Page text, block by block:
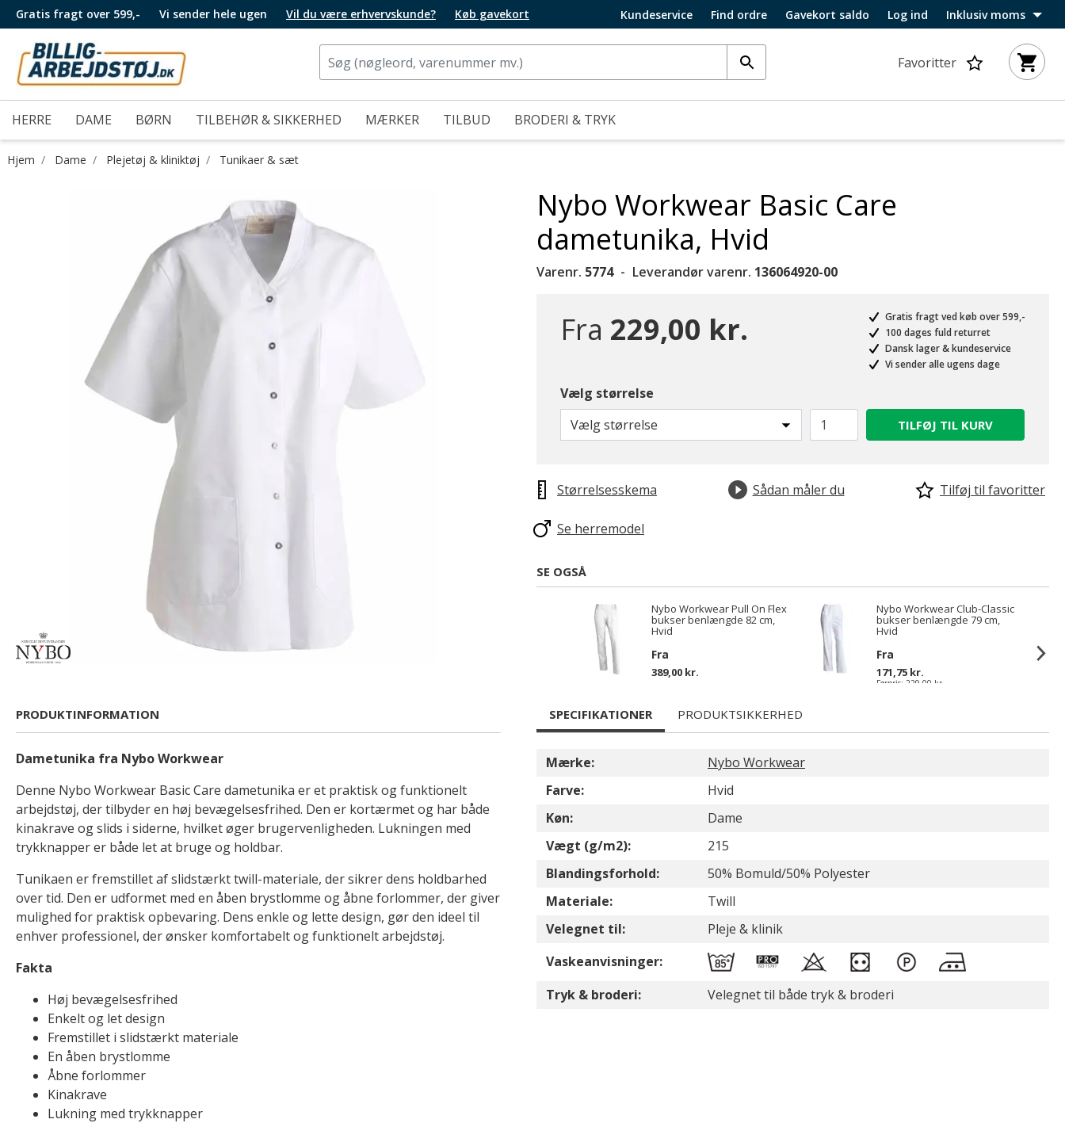
Gratis fragt over 599,- Vi sender hele ugen Vil du være erhvervskunde? Køb gavekort Kundeservice Find ordre Gavekort saldo Log ind Inklusiv moms
Favoritter
HERRE DAME BØRN TILBEHØR & SIKKERHED MÆRKER TILBUD BRODERI & TRYK
Hjem Dame Plejetøj & kliniktøj Tunikaer & sæt
Nybo Workwear Basic Care
dametunika, Hvid
Varenr. 5774 Leverandør varenr. 136064920-00
Fra 229,00 kr.
Gratis fragt ved køb over 599,-
100 dages fuld returret
Dansk lager & kundeservice
Vi sender alle ugens dage
Vælg størrelse
Vælg størrelse
TILFØJ TIL KURV
Størrelsesskema Sådan måler du Tilføj til favoritter
Se herremodel
SE OGSÅ
Nybo Workwear Pull On Flex
bukser benlængde 82 cm,
Hvid
Fra
389,00 kr.
Nybo Workwear Club-Classic
bukser benlængde 79 cm,
Hvid
Fra
171,75 kr.
Førpris: 229,00 kr.
PRODUKTINFORMATION
Dametunika fra Nybo Workwear
Denne Nybo Workwear Basic Care dametunika er et praktisk og funktionelt
arbejdstøj, der tilbyder en høj bevægelsesfrihed. Den er kortærmet og har både
kinakrave og slids i siderne, hvilket øger brugervenligheden. Lukningen med
trykknapper er både let at bruge og holdbar.
Tunikaen er fremstillet af slidstærkt twill-materiale, der sikrer dens holdbarhed
over tid. Den er udformet med en åben brystlomme og åbne forlommer, der giver
mulighed for praktisk opbevaring. Dens enkle og lette design, gør den ideel til
enhver professionel, der ønsker komfortabelt og funktionelt arbejdstøj.
Fakta
Høj bevægelsesfrihed
Enkelt og let design
Fremstillet i slidstærkt materiale
En åben brystlomme
Åbne forlommer
Kinakrave
Lukning med trykknapper
SPECIFIKATIONER PRODUKTSIKKERHED
Mærke:
Nybo Workwear
Farve:
Hvid
Køn:
Dame
Vægt (g/m2):
215
Blandingsforhold:
50% Bomuld/50% Polyester
Materiale:
Twill
Velegnet til:
Pleje & klinik
Vaskeanvisninger:
Tryk & broderi:
Velegnet til både tryk & broderi